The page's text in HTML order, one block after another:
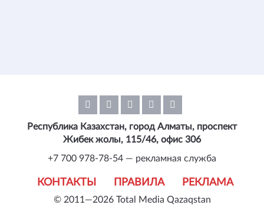
© 2011—2026 Total Media Qazaqstan
КОНТАКТЫ ПРАВИЛА РЕКЛАМА
Республика Казахстан, город Алматы, проспект
Жибек жолы, 115/46, офис 306
+7 700 978-78-54 — рекламная служба